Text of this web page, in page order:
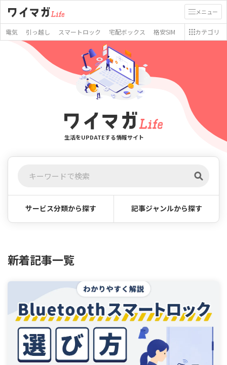
メニュー
電気 引っ越し スマートロック 宅配ボックス 格安SIM カテゴリ
生活をUPDATEする情報サイト
サービス分類から探す 記事ジャンルから探す
新着記事一覧